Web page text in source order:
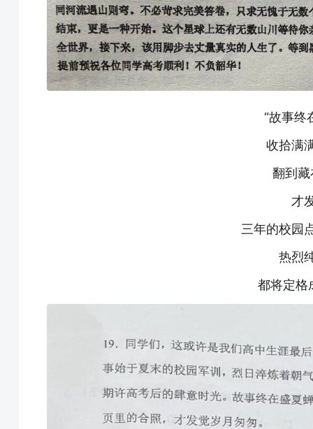
“故事终
收拾满
翻到
才
三年的校园
热烈
都将定格